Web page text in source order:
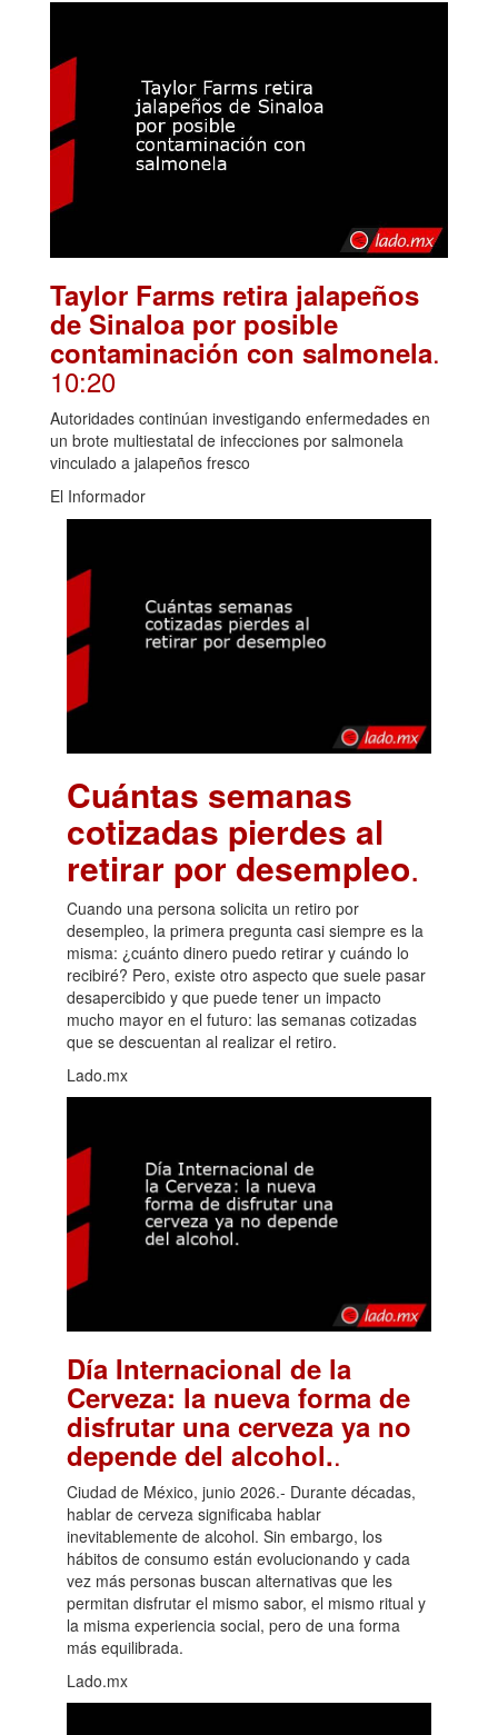
Taylor Farms retira jalapeños
de Sinaloa por posible
contaminación con salmonela.
10:20
Autoridades continúan investigando enfermedades en
un brote multiestatal de infecciones por salmonela
vinculado a jalapeños fresco
El Informador
Cuántas semanas
cotizadas pierdes al
retirar por desempleo.
Cuando una persona solicita un retiro por
desempleo, la primera pregunta casi siempre es la
misma: ¿cuánto dinero puedo retirar y cuándo lo
recibiré? Pero, existe otro aspecto que suele pasar
desapercibido y que puede tener un impacto
mucho mayor en el futuro: las semanas cotizadas
que se descuentan al realizar el retiro.
Lado.mx
Día Internacional de la
Cerveza: la nueva forma de
disfrutar una cerveza ya no
depende del alcohol..
Ciudad de México, junio 2026.- Durante décadas,
hablar de cerveza significaba hablar
inevitablemente de alcohol. Sin embargo, los
hábitos de consumo están evolucionando y cada
vez más personas buscan alternativas que les
permitan disfrutar el mismo sabor, el mismo ritual y
la misma experiencia social, pero de una forma
más equilibrada.
Lado.mx